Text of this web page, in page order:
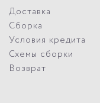
Доставка
Сборка
Условия кредита
Схемы сборки
Возврат